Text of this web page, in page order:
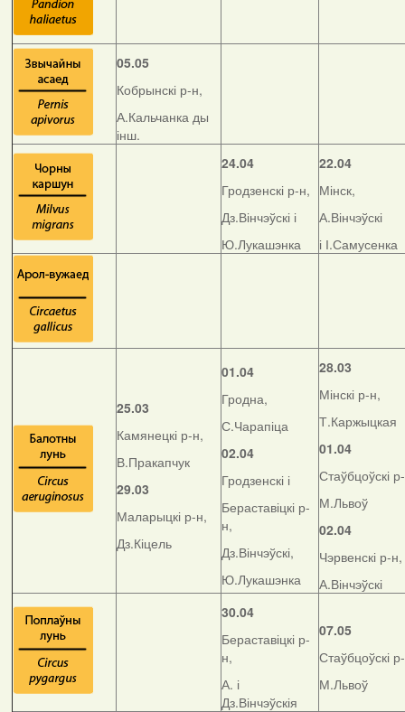
05.05
Кобрынскі р-н,
А.Кальчанка ды
інш.
24.04
Гродзенскі р-н,
Дз.Вінчэўскі і
Ю.Лукашэнка
22.04
Мінск,
А.Вінчэўскі
і І.Самусенка
25.03
Камянецкі р-н,
В.Пракапчук
29.03
Маларыцкі р-н,
Дз.Кіцель
01.04
Гродна,
С.Чарапіца
02.04
Гродзенскі і
Бераставіцкі р-
н,
Дз.Вінчэўскі,
Ю.Лукашэнка
28.03
Мінскі р-н,
Т.Каржыцкая
01.04
Стаўбцоўскі
М.Львоў
02.04
Чэрвенскі р-н,
А.Вінчэўскі
30.04
Бераставіцкі р-
н,
А. і
Дз.Вінчэўскія
07.05
Стаўбцоўскі
М.Львоў